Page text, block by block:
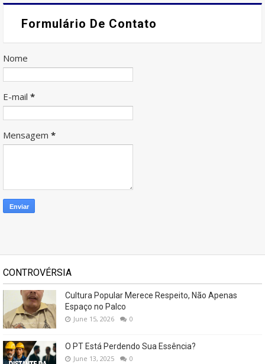
Formulário De Contato
Nome
E-mail *
Mensagem *
CONTROVÉRSIA
Cultura Popular Merece Respeito, Não Apenas
Espaço no Palco
June 15, 2026 0
O PT Está Perdendo Sua Essência?
June 13, 2025 0